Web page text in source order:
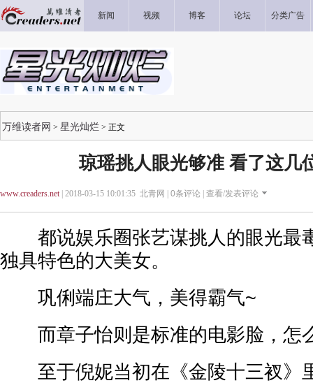
新闻 视频 博客 论坛 分类广告
万维读者网 > 星光灿烂 > 正文
琼瑶挑人眼光够准 看了这几
www.creaders.net| 2018-03-15 10:01:35 北青网 | 0条评论 | 查看/发表评论
都说娱乐圈张艺谋挑人的眼光最
独具特色的大美女。
巩俐端庄大气，美得霸气~
而章子怡则是标准的电影脸，怎
至于倪妮当初在《金陵十三衩》